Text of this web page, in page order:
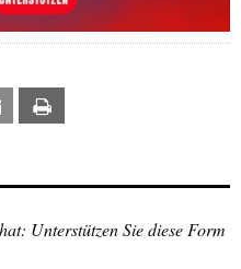
Email
Unterstützen Sie diese Form